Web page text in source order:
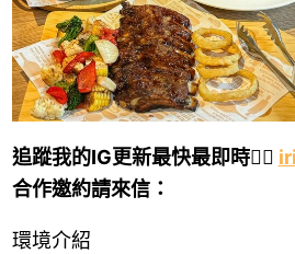
追蹤我的IG更新最快最即時👉🏻
合作邀約請來信：
環境介紹